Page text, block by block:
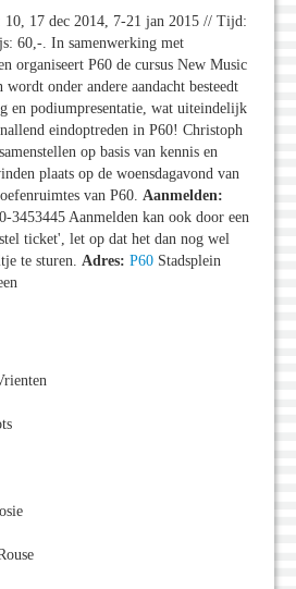
10, 17 dec 2014, 7-21 jan 2015 // Tijd:
60,-. In samenwerking met
organiseert P60 de cursus New Music
wordt onder andere aandacht besteedt
en podiumpresentatie, wat uiteindelijk
eindoptreden in P60! Christoph
op basis van kennis en
plaats op de woensdagavond van
van P60. Aanmelden:
3453445 Aanmelden kan ook door een
ticket', let op dat het dan nog wel
te sturen. Adres: P60 Stadsplein